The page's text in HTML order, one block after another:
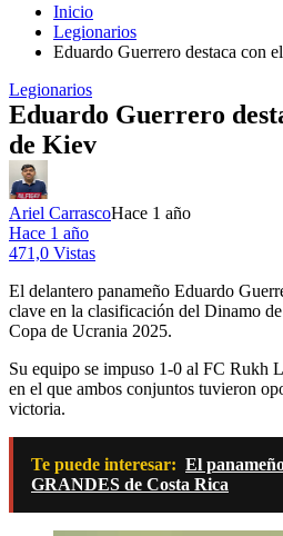
Inicio
Legionarios
Eduardo Guerrero destaca con
Legionarios
Eduardo Guerrero
de Kiev
Ariel CarrascoHace 1 año
Hace 1 año
471,0 Vistas
El delantero panameño Eduardo
clave en la clasificación del Dinamo
Copa de Ucrania 2025.
Su equipo se impuso 1-0 al FC Rukh
en el que ambos conjuntos tuvieron
victoria.
Te puede interesar: El
GRANDES de Costa Rica